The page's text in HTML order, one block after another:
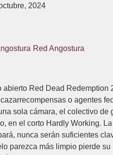
2024
Red Angostura
Red Dead
o agentes
sola cámara, el colectivo de
en el corto Hardly Working.
nunca serán suficientes
parezca más limpio pierde